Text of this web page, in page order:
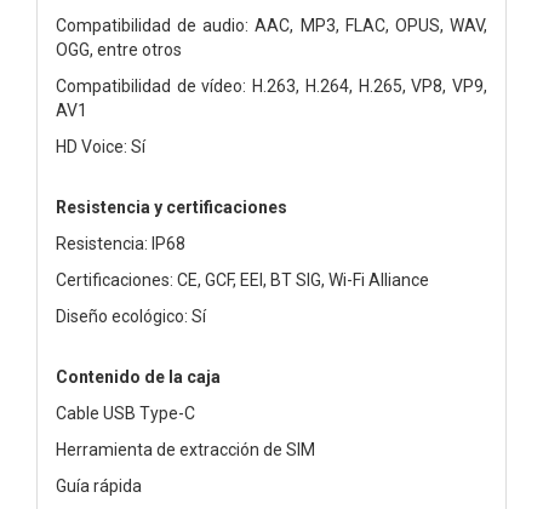
Compatibilidad de audio: AAC, MP3, FLAC, OPUS, WAV,
OGG, entre otros
Compatibilidad de vídeo: H.263, H.264, H.265, VP8, VP9,
AV1
HD Voice: Sí
Resistencia y certificaciones
Resistencia: IP68
Certificaciones: CE, GCF, EEI, BT SIG, Wi-Fi Alliance
Diseño ecológico: Sí
Contenido de la caja
Cable USB Type-C
Herramienta de extracción de SIM
Guía rápida